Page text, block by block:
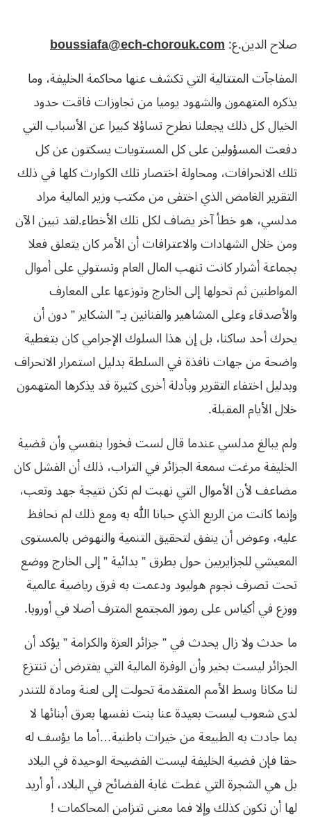
صلاح الدين.ع:boussiafa@ech-chorouk.com
المفاجآت المتتالية التي تكشف عنها محاكمة الخليفة، وما
يذكره المتهمون والشهود يوميا من تجاوزات فاقت حدود
الخيال كل ذلك يجعلنا نطرح تساؤلا كبيرا عن الأسباب التي
دفعت المسؤولين على كل المستويات يسكتون عن كل
تلك الانحرافات، ومحاولة اختصار تلك الكوارث كلها في ذلك
التقرير الغامض الذي اختفى من مكتب وزير المالية مراد
مدلسي، هو خطأ آخر يضاف لكل تلك الأخطاء.لقد تبين الآن
ومن خلال الشهادات والاعترافات أن الأمر كان يتعلق فعلا
بجماعة أشرار كانت تنهب المال العام وتستولي على أموال
المواطنين ثم تحولها إلى الخارج وتوزعها على المعارف
والأصدقاء وعلى المشاهير والفنانين بـ” الشكاير ” دون أن
يحرك أحد ساكنا، بل إن هذا السلوك الإجرامي كان بتغطية
واضحة من جهات نافذة في السلطة بدليل استمرار الانحراف
وبدليل اختفاء التقرير وبأدلة أخرى كثيرة قد يذكرها المتهمون
خلال الأيام المقبلة.
ولم يبالغ مدلسي عندما قال لست فخورا بنفسي وأن قضية
الخليفة مرغت سمعة الجزائر في التراب، ذلك أن الفشل كان
مضاعف لأن الأموال التي نهبت لم تكن نتيجة جهد وتعب،
وإنما كانت من الريع الذي حبانا الله به ومع ذلك لم نحافظ
عليه، وعوض أن ينفق لتحقيق التنمية والنهوض بالمستوى
المعيشي للجزايريين حول بطرق ” بدائية ” إلى الخارج ووضع
تحت تصرف نجوم هوليود ودعمت به فرق رياضية عالمية
ووزع في أكياس على رموز المجتمع المترف أصلا في أوروبا.
ما حدث ولا زال يحدث في ” جزائر العزة والكرامة ” يؤكد أن
الجزائر ليست بخير وأن الوفرة المالية التي يفترض أن تنتزع
لنا مكانا وسط الأمم المتقدمة تحولت إلى لعنة ومادة للتندر
لدى شعوب ليست بعيدة عنا بنت نفسها بعرق أبنائها لا
بما جادت به الطبيعة من خيرات باطنية…أما ما يؤسف له
حقا فإن قضية الخليفة ليست الفضيحة الوحيدة في البلاد
بل هي الشجرة التي غطت غابة الفضائح في البلاد، أو أريد
لها أن تكون كذلك وإلا فما معنى تتزامن المحاكمات !